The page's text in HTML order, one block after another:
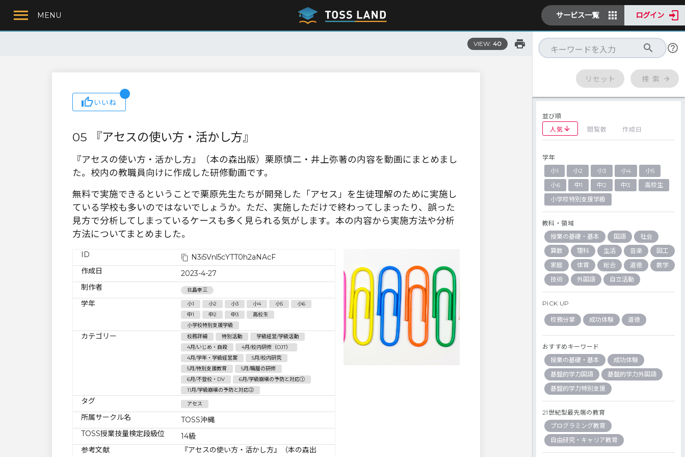
MENU サービス一覧 ログイン
VIEW: 40
いいね
05 『アセスの使い方・活かし方』
『アセスの使い方・活かし方』（本の森出版）栗原慎二・井上弥著の内容を動画にまとめまし
た。校内の教職員向けに作成した研修動画です。
無料で実施できるということで栗原先生たちが開発した「アセス」を生徒理解のために実施し
ている学校も多いのではないでしょうか。ただ、実施しただけで終わってしまったり、誤った
見方で分析してしまっているケースも多く見られる気がします。本の内容から実施方法や分析
方法についてまとめました。
ID
N3i5Vnl5cYTT0h2aNAcF
作成日
2023-4-27
制作者
北島幸三
学年 小1 小2 小3 小4 小5
小6
中1
中2 中3
高校生
小学校特別支援学級
カテゴリー 校務詳細 特別活動
学級経営/学級活動
4月/いじめ・自殺
4月/校内研修（OJT）
4月/学年・学級経営案
5月/校内研究
5月/特別支援教育
5月/職層の研修
6月/不登校・DV
6月/学級崩壊の予防と対応①
11月/学級崩壊の予防と対応②
タグ アセス
所属サークル名
TOSS沖縄
TOSS授業技量検定段級位
14級
参考文献
『アセスの使い方・活かし方』（本の森出
リセット 検 索
並び順
人気
閲覧数 作成日
学年
小1
小2 小3 小4
小5
小6
中1 中2 中3
高校生
小学校特別支援学級
教科・領域
授業の基礎・基本
国語
社会
算数
理科 生活 音楽
図工
家庭
体育 総合 道徳
数学
技術
外国語 自立活動
PICK UP
校務分掌 成功体験 道徳
おすすめキーワード
授業の基礎・基本
成功体験
基盤的学力国語
基盤的学力外国語
基盤的学力特別支援
21世紀型最先端の教育
プログラミング教育
自由研究・キャリア教育